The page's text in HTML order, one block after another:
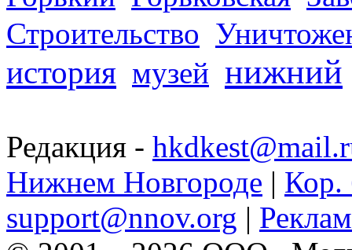
Строительство
история музей нижний
Редакция -
Нижнем Новгороде | Кор.
support@nnov.org |